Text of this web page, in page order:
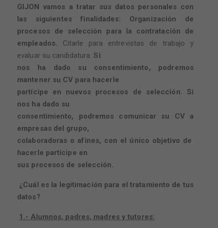
GIJON vamos a tratar sus datos personales con
las siguientes finalidades: Organización de
procesos de selección para la contratación de
empleados. Citarle para entrevistas de trabajo y
evaluar su candidatura. Si
nos ha dado su consentimiento, podremos
mantener su CV para hacerle
partícipe en nuevos procesos de selección. Si
nos ha dado su
consentimiento, podremos comunicar su CV a
empresas del grupo,
colaboradoras o afines, con el único objetivo de
hacerle partícipe en
sus procesos de selección.
¿Cuál es la legitimación para el tratamiento de tus
datos?
1.- Alumnos, padres, madres y tutores: